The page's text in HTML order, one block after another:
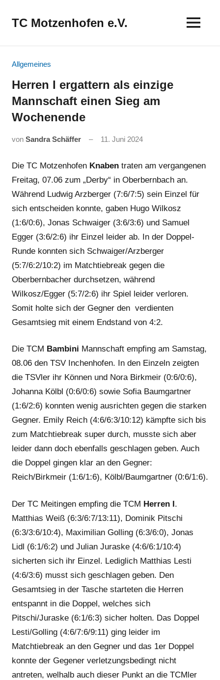
InhaltTC Motzenhofen e.V.
Allgemeines
Herren I ergattern als einzige
Mannschaft einen Sieg am
Wochenende
von Sandra Schäffer 11. Juni 2024
Die TC Motzenhofen Knaben traten am vergangenen
Freitag, 07.06 zum „Derby“ in Oberbernbach an.
Während Ludwig Arzberger (7:6/7:5) sein Einzel für
sich entscheiden konnte, gaben Hugo Wilkosz
(1:6/0:6), Jonas Schwaiger (3:6/3:6) und Samuel
Egger (3:6/2:6) ihr Einzel leider ab. In der Doppel-
Runde konnten sich Schwaiger/Arzberger
(5:7/6:2/10:2) im Matchtiebreak gegen die
Oberbernbacher durchsetzen, während
Wilkosz/Egger (5:7/2:6) ihr Spiel leider verloren.
Somit holte sich der Gegner den verdienten
Gesamtsieg mit einem Endstand von 4:2.
Die TCM Bambini Mannschaft empfing am Samstag,
08.06 den TSV Inchenhofen. In den Einzeln zeigten
die TSVler ihr Können und Nora Birkmeir (0:6/0:6),
Johanna Kölbl (0:6/0:6) sowie Sofia Baumgartner
(1:6/2:6) konnten wenig ausrichten gegen die starken
Gegner. Emily Reich (4:6/6:3/10:12) kämpfte sich bis
zum Matchtiebreak super durch, musste sich aber
leider dann doch ebenfalls geschlagen geben. Auch
die Doppel gingen klar an den Gegner:
Reich/Birkmeir (1:6/1:6), Kölbl/Baumgartner (0:6/1:6).
Der TC Meitingen empfing die TCM Herren I.
Matthias Weiß (6:3/6:7/13:11), Dominik Pitschi
(6:3/3:6/10:4), Maximilian Golling (6:3/6:0), Jonas
Lidl (6:1/6:2) und Julian Juraske (4:6/6:1/10:4)
sicherten sich ihr Einzel. Lediglich Matthias Lesti
(4:6/3:6) musst sich geschlagen geben. Den
Gesamtsieg in der Tasche starteten die Herren
entspannt in die Doppel, welches sich
Pitschi/Juraske (6:1/6:3) sicher holten. Das Doppel
Lesti/Golling (4:6/7:6/9:11) ging leider im
Matchtiebreak an den Gegner und das 1er Doppel
konnte der Gegener verletzungsbedingt nicht
antreten, welhalb auch dieser Punkt an die TCMler